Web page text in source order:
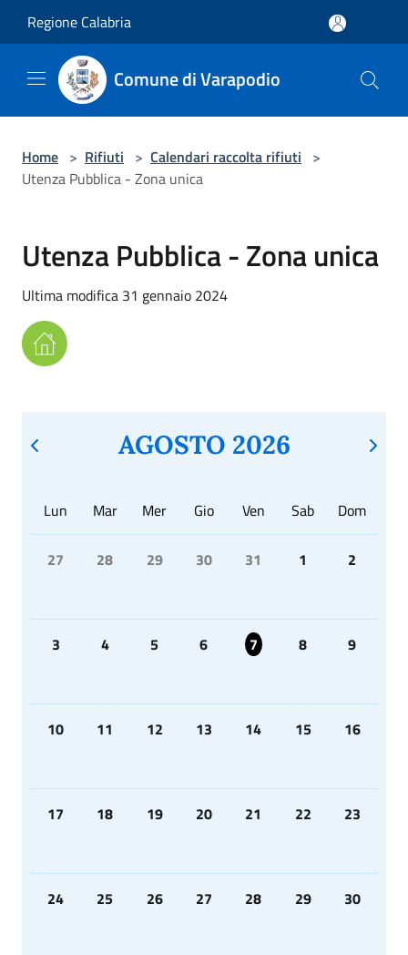
Regione Calabria
Comune di Varapodio
Home > Rifiuti > Calendari raccolta rifiuti >
Utenza Pubblica - Zona unica
Utenza Pubblica - Zona unica
Ultima modifica 31 gennaio 2024
AGOSTO 2026
Lun Mar Mer Gio Ven Sab Dom
27 28 29 30 31 1 2
3 4 5 6 7 8 9
10 11 12 13 14 15 16
17 18 19 20 21 22 23
24 25 26 27 28 29 30